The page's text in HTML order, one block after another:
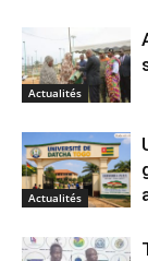
Actualités
Actualités